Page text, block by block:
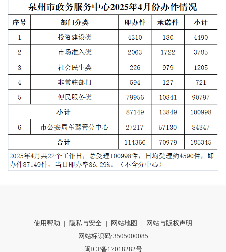
使用帮助 | 隐私与安全 | 网站地图 |
网站与版权声明
网站标识码:3505000085
闽ICP备17018282号